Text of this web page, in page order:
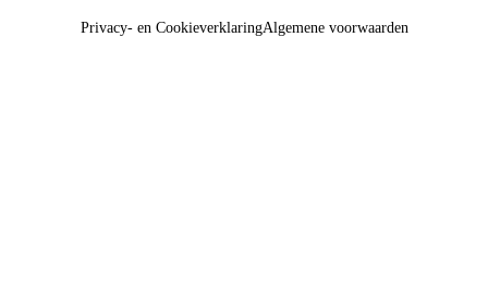
Privacy- en CookieverklaringAlgemene voorwaarden